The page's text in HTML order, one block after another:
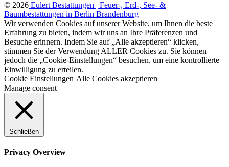
© 2026 Eulert Bestattungen | Feuer-, Erd-, See- &
Baumbestattungen in Berlin Brandenburg
Wir verwenden Cookies auf unserer Website, um Ihnen die beste
Erfahrung zu bieten, indem wir uns an Ihre Präferenzen und
Besuche erinnern. Indem Sie auf „Alle akzeptieren“ klicken,
stimmen Sie der Verwendung ALLER Cookies zu. Sie können
jedoch die „Cookie-Einstellungen“ besuchen, um eine kontrollierte
Einwilligung zu erteilen.
Cookie Einstellungen Alle Cookies akzeptieren
Manage consent
Schließen
Privacy Overview